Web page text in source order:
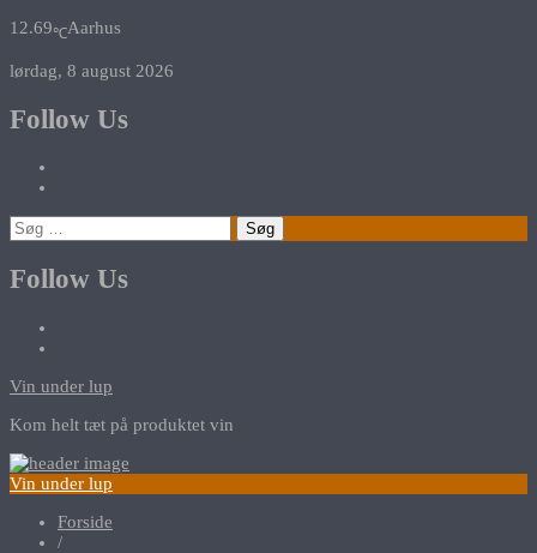
12.69℃Aarhus
lørdag, 8 august 2026
Follow Us
Søg
efter:
Follow Us
Vin under lup
Kom helt tæt på produktet vin
Vin under lup
Forside
/